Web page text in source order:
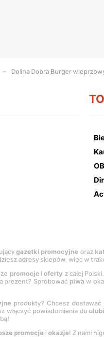
Dolina Dobra Burger
gazetki promocyjne oraz
adresy sklepów, więc w
promocje ioferty z całej
prezent? Spróbować piwa w
produkty? Chcesz
włączyć powiadomienia do
promocje i okazje! Z nami